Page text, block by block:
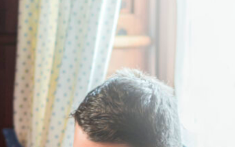
© tandemfliegen.aero Flugerlebnis Chiemgau
ein und genießen dabei jede Menge